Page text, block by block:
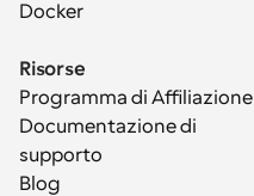
Docker
Risorse
Programma di Affiliazione
Documentazione di
supporto
Blog